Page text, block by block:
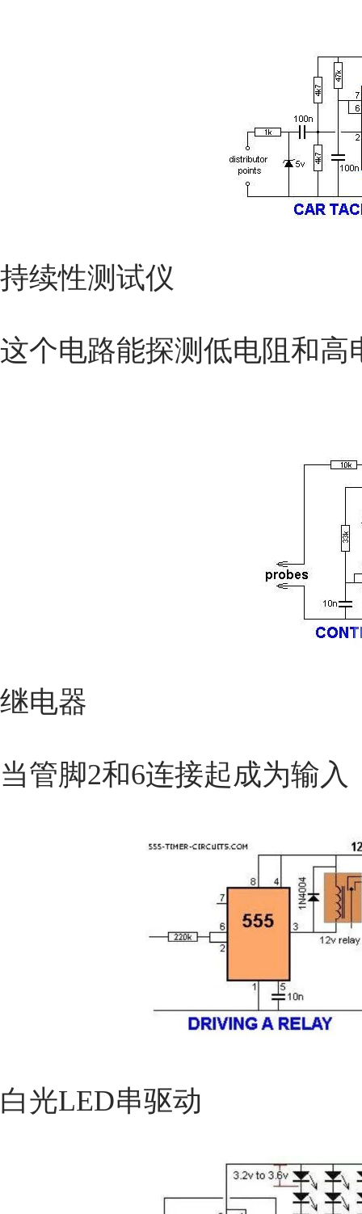
持续性测试仪
这个电路能探测低电阻和
继电器
当管脚2和6连接起成为输
白光LED串驱动